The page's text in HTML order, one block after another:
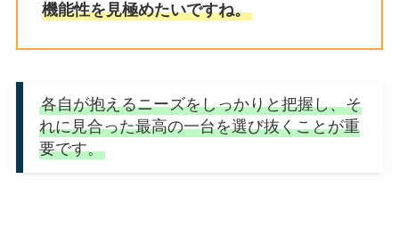
機能性を見極めたいですね。
各自が抱えるニーズをしっかりと把握し、そ
れに見合った最高の一台を選び抜くことが重
要です。